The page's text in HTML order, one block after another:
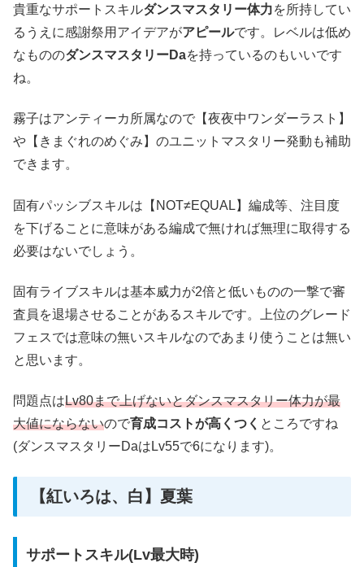
貴重なサポートスキルダンスマスタリー体力を所持してい
るうえに感謝祭用アイデアがアピールです。レベルは低め
なもののダンスマスタリーDaを持っているのもいいです
ね。
霧子はアンティーカ所属なので【夜夜中ワンダーラスト】
や【きまぐれのめぐみ】のユニットマスタリー発動も補助
できます。
固有パッシブスキルは【NOT≠EQUAL】編成等、注目度
を下げることに意味がある編成で無ければ無理に取得する
必要はないでしょう。
固有ライブスキルは基本威力が2倍と低いものの一撃で審
査員を退場させることがあるスキルです。上位のグレード
フェスでは意味の無いスキルなのであまり使うことは無い
と思います。
問題点はLv80まで上げないとダンスマスタリー体力が最
大値にならないので育成コストが高くつく ところですね
(ダンスマスタリーDaはLv55で6になります)。
【紅いろは、白】夏葉
サポートスキル(Lv最大時)